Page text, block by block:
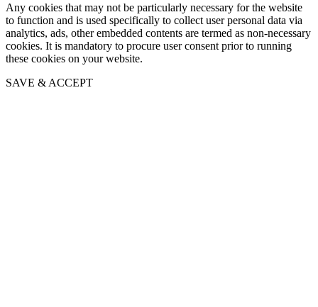
Any cookies that may not be particularly necessary for the website
to function and is used specifically to collect user personal data via
analytics, ads, other embedded contents are termed as non-necessary
cookies. It is mandatory to procure user consent prior to running
these cookies on your website.
SAVE & ACCEPT